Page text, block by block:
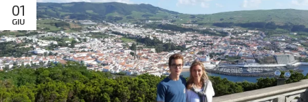
01
GIU